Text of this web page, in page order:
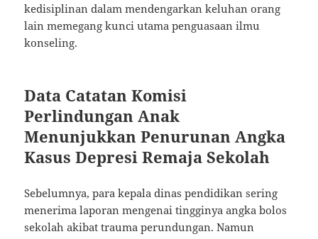
kedisiplinan dalam mendengarkan keluhan orang
lain memegang kunci utama penguasaan ilmu
konseling.
Data Catatan Komisi
Perlindungan Anak
Menunjukkan Penurunan Angka
Kasus Depresi Remaja Sekolah
Sebelumnya, para kepala dinas pendidikan sering
menerima laporan mengenai tingginya angka bolos
sekolah akibat trauma perundungan. Namun